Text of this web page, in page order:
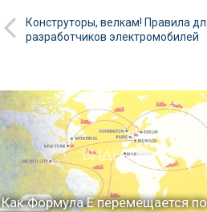
Конструторы, велкам! Правила
разработчиков электромобилей
Как Формула Е перемещается